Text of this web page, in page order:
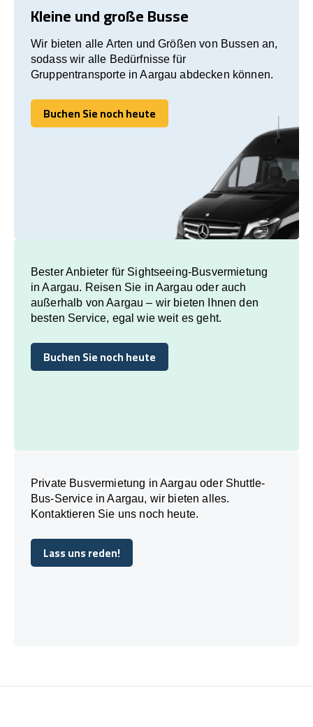
Kleine und große Busse
Wir bieten alle Arten und Größen von Bussen an,
sodass wir alle Bedürfnisse für
Gruppentransporte in Aargau abdecken können.
Buchen Sie noch heute
Buchen Sie noch heute
Bester Anbieter für Sightseeing-Busvermietung
in Aargau. Reisen Sie in Aargau oder auch
außerhalb von Aargau – wir bieten Ihnen den
besten Service, egal wie weit es geht.
Buchen Sie noch heute
Buchen Sie noch heute
Private Busvermietung in Aargau oder Shuttle-
Bus-Service in Aargau, wir bieten alles.
Kontaktieren Sie uns noch heute.
Lass uns reden!
Lass uns reden!